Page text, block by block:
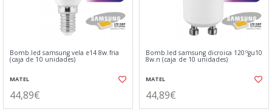
Bomb.led samsung vela e14 8w.fria
(caja de 10 unidades)
MATEL
44,89€
Bomb.led samsung dicroica 120ºgu10
8w.n (caja de 10 unidades)
MATEL
44,89€